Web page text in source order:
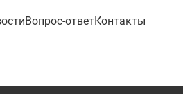
Вопрос-ответКонтакты